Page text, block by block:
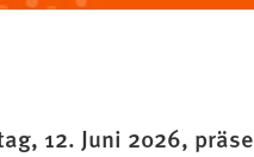
12. Juni 2026,